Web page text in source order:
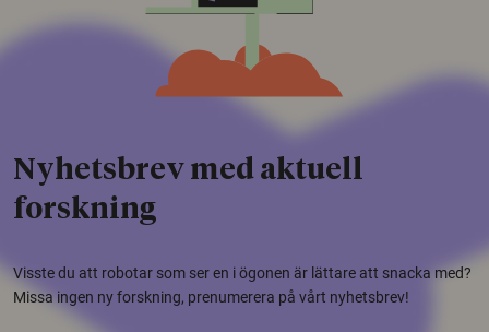
Nyhetsbrev med aktuell
forskning
Visste du att robotar som ser en i ögonen är lättare att snacka med?
Missa ingen ny forskning, prenumerera på vårt nyhetsbrev!